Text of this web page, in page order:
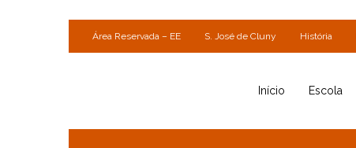
Área Reservada – EE S. José de Cluny História
Início Escola